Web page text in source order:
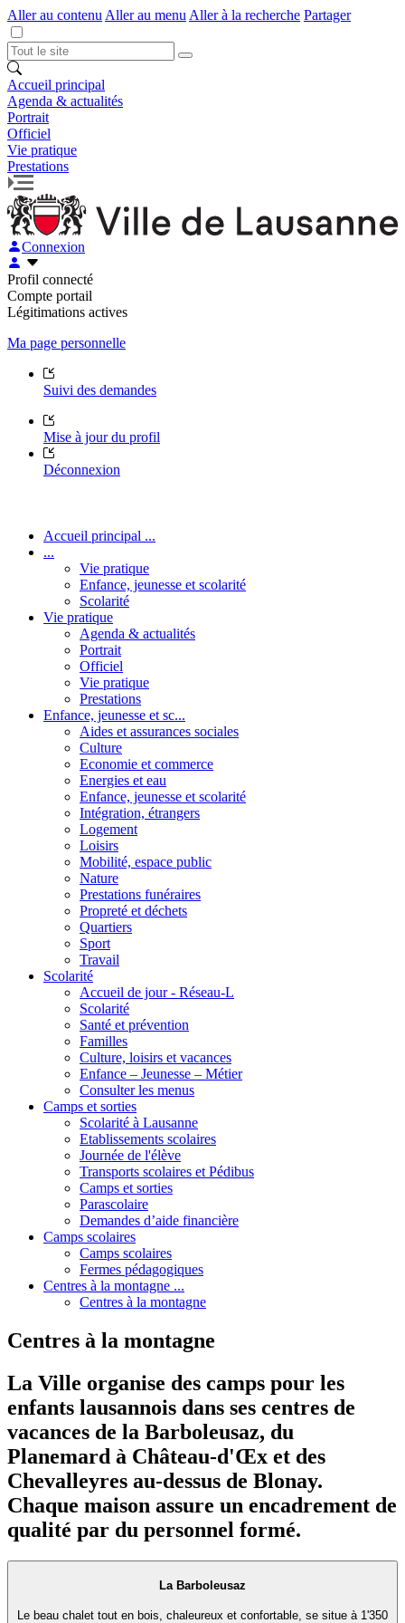
Aller au contenu Aller au menu Aller à la recherche Partager
Accueil principal
Agenda & actualités
Portrait
Officiel
Vie pratique
Prestations
Connexion
Profil connecté
Compte portail
Légitimations actives
Ma page personnelle
Suivi des demandes
Mise à jour du profil
Déconnexion
Accueil principal ...
...
Vie pratique
Enfance, jeunesse et scolarité
Scolarité
Vie pratique
Agenda & actualités
Portrait
Officiel
Vie pratique
Prestations
Enfance, jeunesse et sc...
Aides et assurances sociales
Culture
Economie et commerce
Energies et eau
Enfance, jeunesse et scolarité
Intégration, étrangers
Logement
Loisirs
Mobilité, espace public
Nature
Prestations funéraires
Propreté et déchets
Quartiers
Sport
Travail
Scolarité
Accueil de jour - Réseau-L
Scolarité
Santé et prévention
Familles
Culture, loisirs et vacances
Enfance – Jeunesse – Métier
Consulter les menus
Camps et sorties
Scolarité à Lausanne
Etablissements scolaires
Journée de l'élève
Transports scolaires et Pédibus
Camps et sorties
Parascolaire
Demandes d’aide financière
Camps scolaires
Camps scolaires
Fermes pédagogiques
Centres à la montagne ...
Centres à la montagne
Centres à la montagne
La Ville organise des camps pour les
enfants lausannois dans ses centres de
vacances de la Barboleusaz, du
Planemard à Château-d'Œx et des
Chevalleyres au-dessus de Blonay.
Chaque maison assure un encadrement de
qualité par du personnel formé.
La Barboleusaz
Le beau chalet tout en bois, chaleureux et confortable, se situe à 1'350